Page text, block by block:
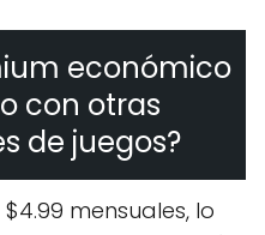
económico
con otras
de juegos?
mensuales, lo